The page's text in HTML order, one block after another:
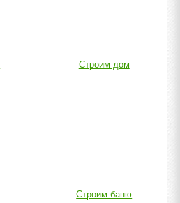
Строим дом
Строим баню